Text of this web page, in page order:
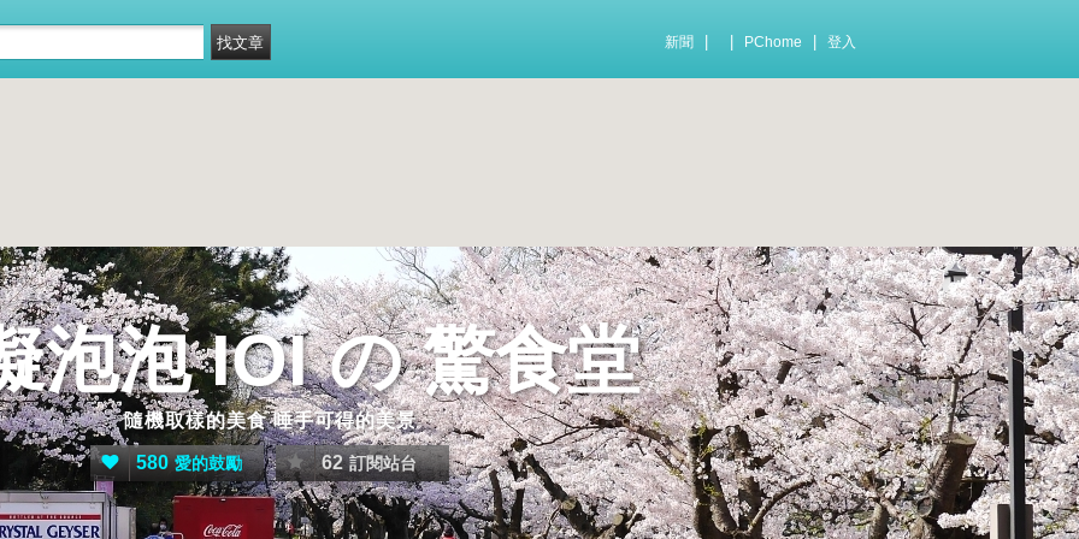
新聞 PChome 登入
泡泡 IOI の 驚食堂
隨機取樣的美食 唾手可得的美景
580 愛的鼓勵 62 訂閱站台